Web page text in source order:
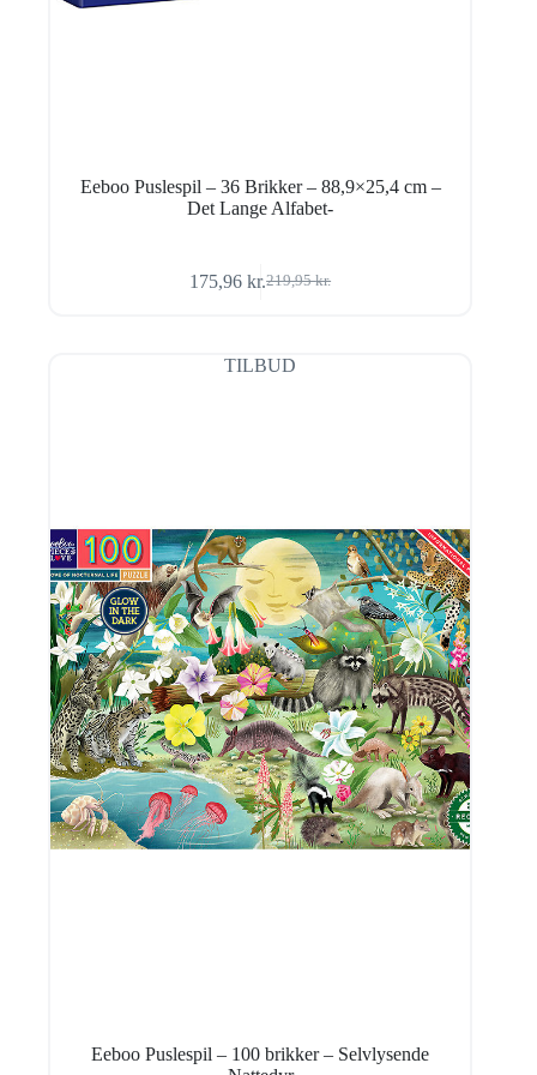
Eeboo Puslespil – 36 Brikker – 88,9×25,4 cm –
Det Lange Alfabet-
219,95kr.
Den
var:
219,95 kr..
175,96kr.Den
er:
175,96 kr..
TILBUD
Eeboo Puslespil – 100 brikker – Selvlysende